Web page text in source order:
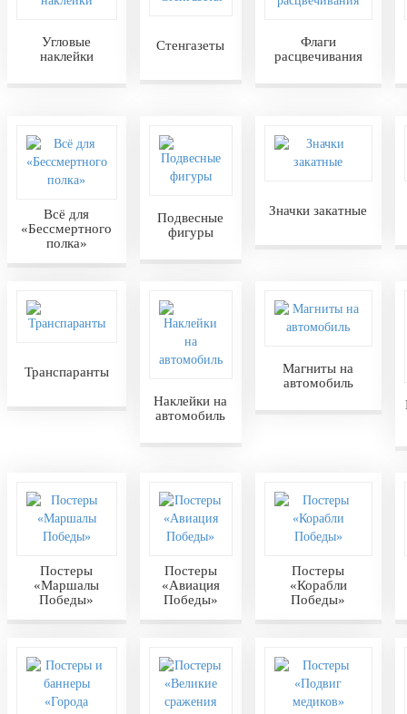
Угловые
наклейки
Стенгазеты
Флаги
расцвечивания
Всё для
«Бессмертного
полка»
Подвесные
фигуры
Значки закатные
Транспаранты
Наклейки на
автомобиль
Магниты на
автомобиль
Постеры
«Маршалы
Победы»
Постеры
«Авиация
Победы»
Постеры
«Корабли
Победы»